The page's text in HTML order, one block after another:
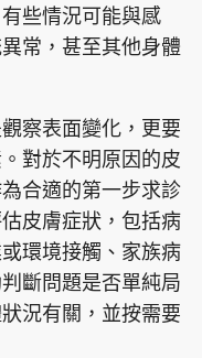
東Touch
星島日報
The Standard
些情況可能與感
常，甚至其他身體
察表面變化，更要
對於不明原因的皮
合適的第一步求診
皮膚症狀，包括病
環境接觸、家族病
斷問題是否單純局
況有關，並按需要